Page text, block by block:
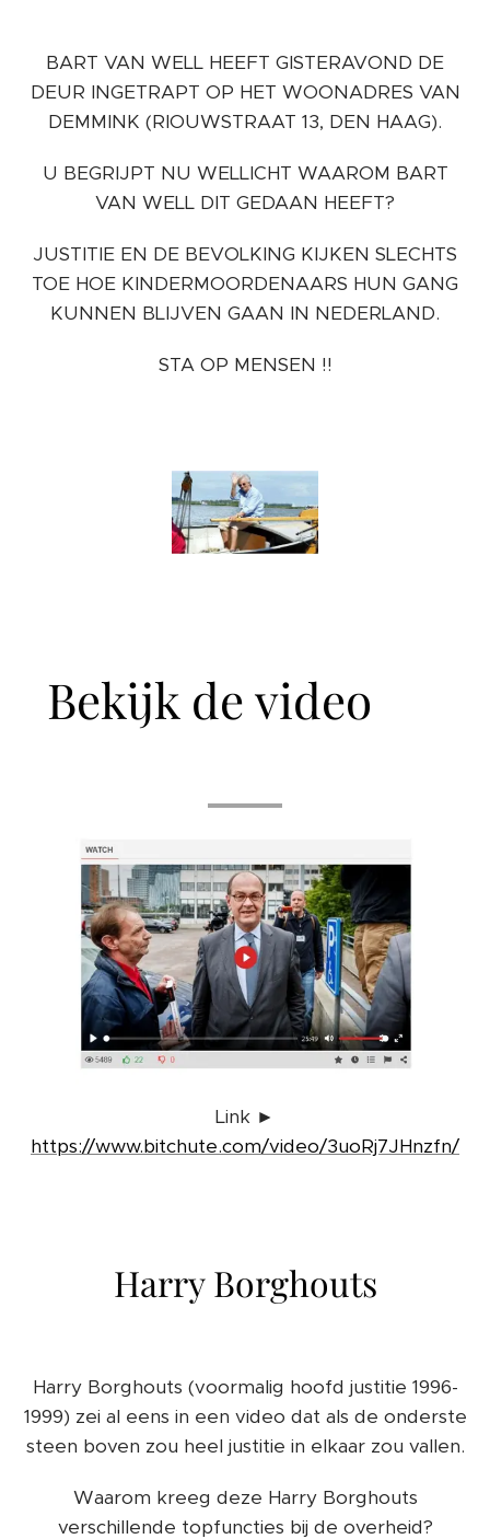
BART VAN WELL HEEFT GISTERAVOND DE
DEUR INGETRAPT OP HET WOONADRES VAN
DEMMINK (RIOUWSTRAAT 13, DEN HAAG).
U BEGRIJPT NU WELLICHT WAAROM BART
VAN WELL DIT GEDAAN HEEFT?
JUSTITIE EN DE BEVOLKING KIJKEN SLECHTS
TOE HOE KINDERMOORDENAARS HUN GANG
KUNNEN BLIJVEN GAAN IN NEDERLAND.
STA OP MENSEN !!
Bekijk de video 👇
Link ►
https://www.bitchute.com/video/3uoRj7JHnzfn/
Harry Borghouts
Harry Borghouts (voormalig hoofd justitie 1996-
1999) zei al eens in een video dat als de onderste
steen boven zou heel justitie in elkaar zou vallen.
Waarom kreeg deze Harry Borghouts
verschillende topfuncties bij de overheid?